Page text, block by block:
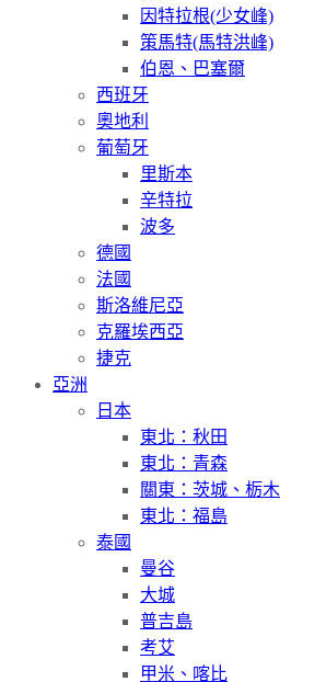
因特拉根(少女峰)
策馬特(馬特洪峰)
伯恩、巴塞爾
西班牙
奧地利
葡萄牙
里斯本
辛特拉
波多
德國
法國
斯洛維尼亞
克羅埃西亞
捷克
亞洲
日本
東北：秋田
東北：青森
關東：茨城、栃木
東北：福島
泰國
曼谷
大城
普吉島
考艾
甲米、喀比